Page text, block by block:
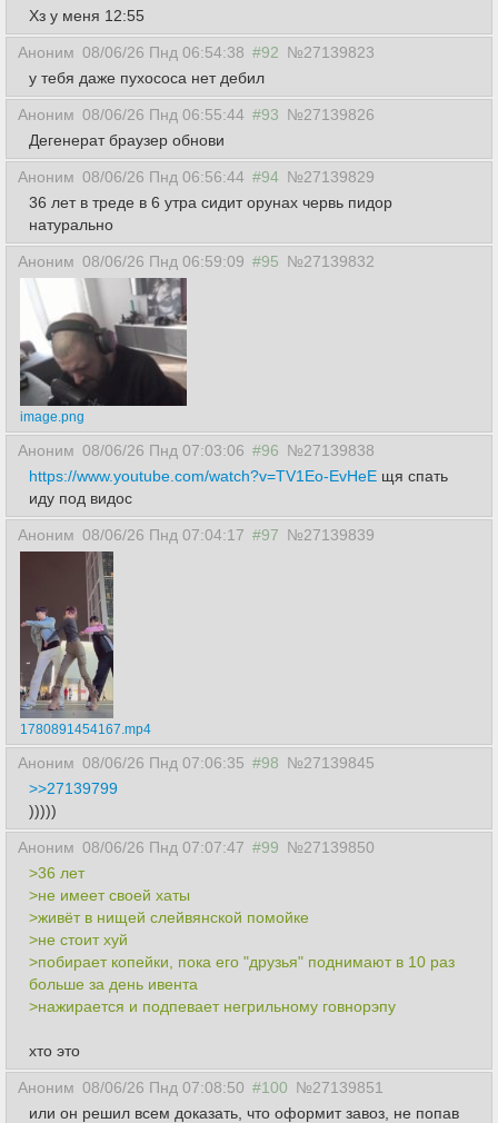
Хз у меня 12:55
Аноним 08/06/26 Пнд 06:54:38 #92 №27139823
у тебя даже пухососа нет дебил
Аноним 08/06/26 Пнд 06:55:44 #93 №27139826
Дегенерат браузер обнови
Аноним 08/06/26 Пнд 06:56:44 #94 №27139829
36 лет в треде в 6 утра сидит орунах червь пидор
натурально
Аноним 08/06/26 Пнд 06:59:09 #95 №27139832
image.png
Аноним 08/06/26 Пнд 07:03:06 #96 №27139838
https://www.youtube.com/watch?v=TV1Eo-EvHeE щя спать
иду под видос
Аноним 08/06/26 Пнд 07:04:17 #97 №27139839
1780891454167.mp4
Аноним 08/06/26 Пнд 07:06:35 #98 №27139845
>>27139799
)))))
Аноним 08/06/26 Пнд 07:07:47 #99 №27139850
>36 лет
>не имеет своей хаты
>живёт в нищей слейвянской помойке
>не стоит хуй
>побирает копейки, пока его "друзья" поднимают в 10 раз
больше за день ивента
>нажирается и подпевает негрильному говнорэпу
хто это
Аноним 08/06/26 Пнд 07:08:50 #100 №27139851
или он решил всем доказать, что оформит завоз, не попав